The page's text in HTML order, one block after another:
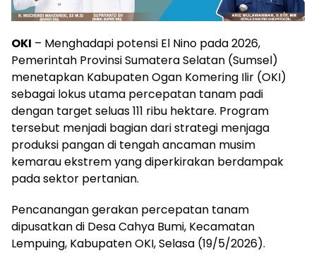
OKI – Menghadapi potensi El Nino pada 2026,
Pemerintah Provinsi Sumatera Selatan (Sumsel)
menetapkan Kabupaten Ogan Komering Ilir (OKI)
sebagai lokus utama percepatan tanam padi
dengan target seluas 111 ribu hektare. Program
tersebut menjadi bagian dari strategi menjaga
produksi pangan di tengah ancaman musim
kemarau ekstrem yang diperkirakan berdampak
pada sektor pertanian.
Pencanangan gerakan percepatan tanam
dipusatkan di Desa Cahya Bumi, Kecamatan
Lempuing, Kabupaten OKI, Selasa (19/5/2026).